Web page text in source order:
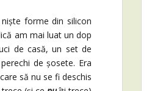
forme din silicon
am mai luat un dop
de casă, un set de
de șosete. Era
să nu se fi deschis